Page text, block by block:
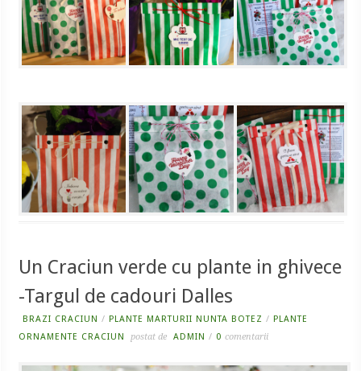
Un Craciun verde cu plante in ghivece
-Targul de cadouri Dalles
BRAZI CRACIUN / PLANTE MARTURII NUNTA BOTEZ / PLANTE
ORNAMENTE CRACIUN
postat de ADMIN / 0comentarii